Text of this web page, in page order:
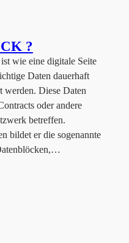
?
wie eine digitale Seite
Daten dauerhaft
werden. Diese Daten
oder andere
betreffen.
bildet er die sogenannte